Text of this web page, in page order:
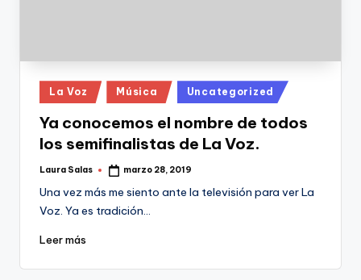
Publicado
en
La Voz Música Uncategorized
Ya conocemos el nombre de todos
los semifinalistas de La Voz.
Publicado
Laura Salas marzo 28, 2019
Una vez más me siento ante la televisión para ver La
Voz. Ya es tradición…
Leer más